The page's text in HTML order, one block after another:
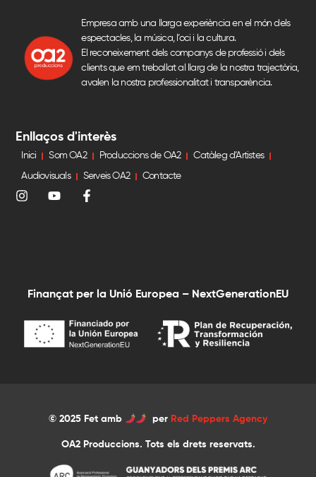
Empresa amb una llarga experiència en el món dels
espectacles, la música, l’oci i la cultura.
El reconeixement dels companys de professió i dels
clients que em treballat al llarg de la nostra trajectòria,
avalen la nostra professionalitat i transparència.
Enllaços d'interès
Inici Som OA2 Produccions de OA2 Catàleg d’Artistes
Audiovisuals Serveis OA2 Contacte
Finançat per la Unió Europea – NextGenerationEU
© 2025 Fet amb per Red Peppers Agency
OA2 Produccions. Tots els drets reservats.